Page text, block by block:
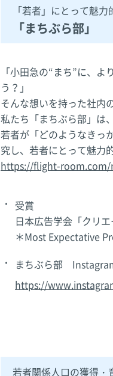
「若者」にとって魅力
「まちぶら部」
「小田急の“まち”に、
う？」
そんな想いを持った社内
私たち「まちぶら部」は
若者が「どのようなきっ
究し、若者にとって魅力
https://flight-
受賞
日本広告学会「クリ
＊Most Expectative
まちぶら部
https://
若者関係人口の獲得・